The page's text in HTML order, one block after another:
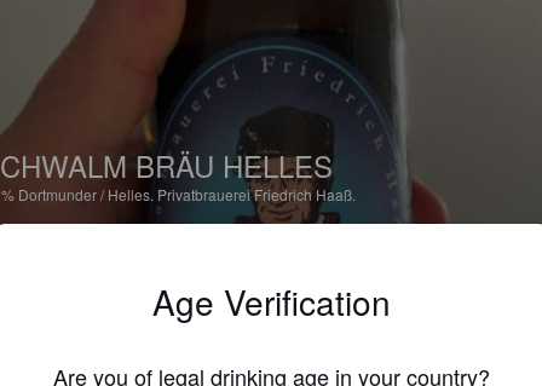
BRÄU HELLES
Dortmunder / Helles. Privatbrauerei Friedrich Haaß.
einen nicht so guten Beigeschmack.
Age Verification
Are you of legal drinking age in your country?